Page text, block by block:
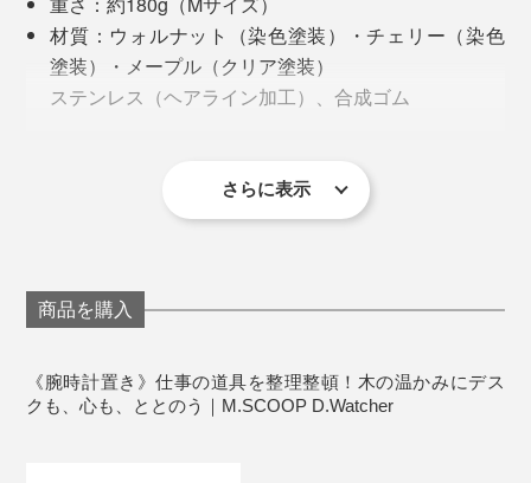
外した腕時計は、サイドから掛けるだけ。まるで、ディ
スプレイスタンドのように、お気に入りの腕時計を、眺
材質：ウォルナット（染色塗装）・チェリー（染色
塗装）・メープル（クリア塗装）
ステンレス（ヘアライン加工）、合成ゴム
さらに表示
商品を購入
《腕時計置き》仕事の道具を整理整頓！木の温かみにデス
クも、心も、ととのう｜M.SCOOP D.Watcher